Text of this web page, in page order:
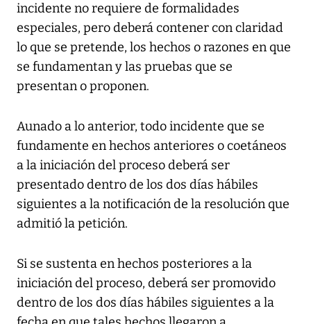
incidente no requiere de formalidades
especiales, pero deberá contener con claridad
lo que se pretende, los hechos o razones en que
se fundamentan y las pruebas que se
presentan o proponen.
Aunado a lo anterior, todo incidente que se
fundamente en hechos anteriores o coetáneos
a la iniciación del proceso deberá ser
presentado dentro de los dos días hábiles
siguientes a la notificación de la resolución que
admitió la petición.
Si se sustenta en hechos posteriores a la
iniciación del proceso, deberá ser promovido
dentro de los dos días hábiles siguientes a la